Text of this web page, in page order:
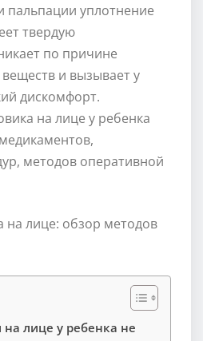
уплотнение
твердую
по причине
и вызывает у
дискомфорт.
на лице у ребенка
методов оперативной
лице у ребенка не